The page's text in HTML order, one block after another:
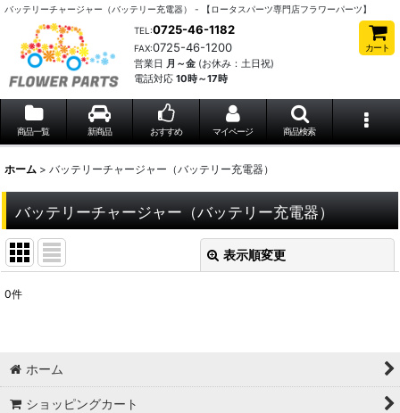
バッテリーチャージャー（バッテリー充電器） - 【ロータスパーツ専門店フラワーパーツ】
TEL:0725-46-1182
FAX:0725-46-1200
営業日 月～金 (お休み：土日祝)
電話対応 10時～17時
カート
商品一覧 新商品 おすすめ マイページ 商品検索
ホーム > バッテリーチャージャー（バッテリー充電器）
バッテリーチャージャー（バッテリー充電器）
表示順変更
0件
ホーム
ショッピングカート